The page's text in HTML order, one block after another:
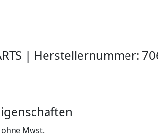
| Herstellernummer:
ohne Mwst.